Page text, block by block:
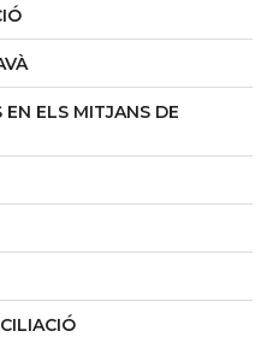
EN ELS MITJANS DE